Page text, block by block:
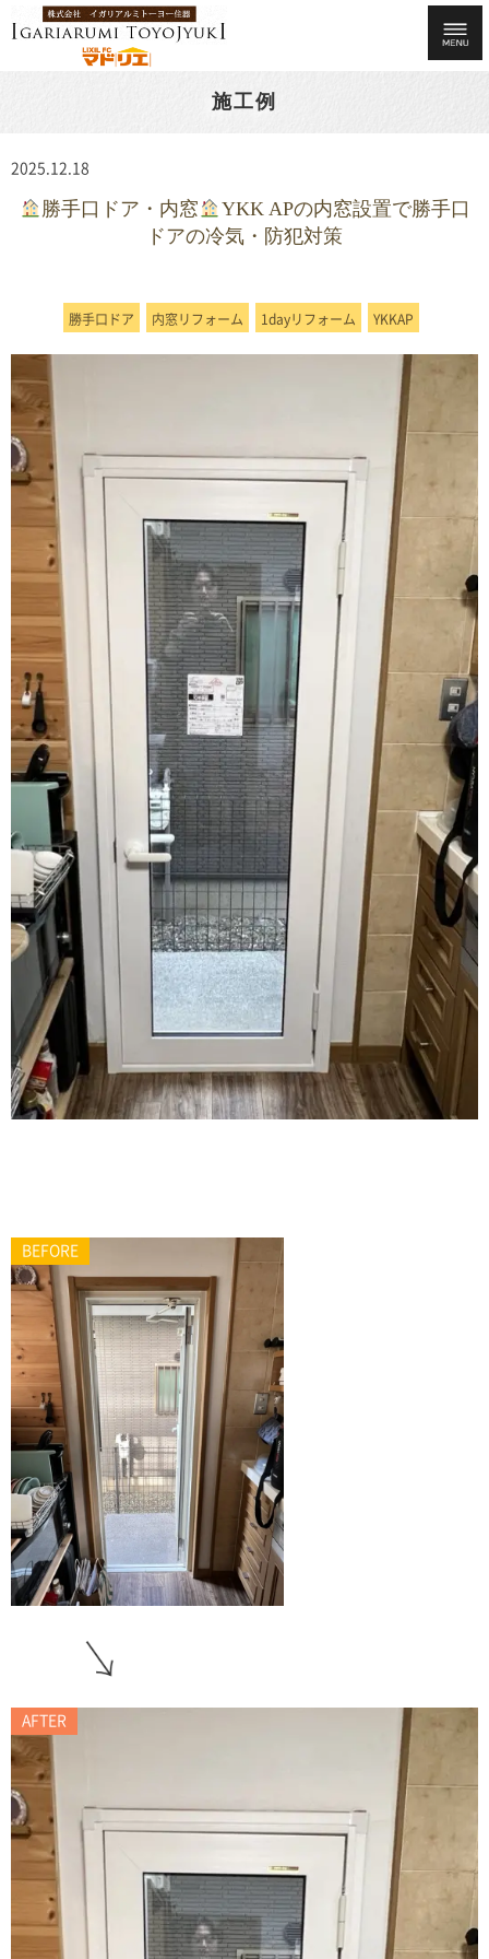
施工例
2025.12.18
勝手口ドア・内窓
YKK APの内窓設置で勝手口
ドアの冷気・防犯対策
勝手口ドア 内窓リフォーム 1dayリフォーム YKKAP
BEFORE
AFTER